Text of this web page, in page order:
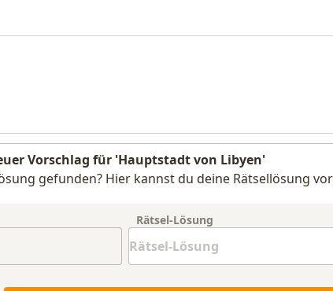
Vorschlag für 'Hauptstadt von Libyen'
gefunden? Hier kannst du deine Rätsellösung
Rätsel-Lösung